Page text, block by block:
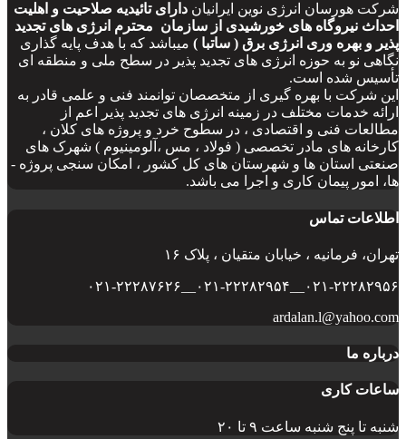
شرکت هورسان انرژی نوین ایرانیان دارای تائیدیه صلاحیت و اهلیت
احداث نیروگاه های خورشیدی از سازمان محترم انرژی های تجدید
پذیر و بهره وری انرژی برق ( ساتبا ) میباشد که با هدف پایه ­گذاری
نگاهی نو به حوزه انرژی­ های تجدید پذیر در سطح ملی و منطقه­ ای
تأسیس شده است.
این شرکت با بهره­ گیری از متخصصان توانمند فنی و علمی قادر به
ارائه خدمات مختلف در زمینه انرژی­ های تجدید پذیر اعم از
مطالعات فنی و اقتصادی ، در سطوح خرد و پروژه های کلان ،
کارخانه های مادر تخصصی ( فولاد ، مس ،آلومینیوم ) شهرک های
صنعتی استان ها و شهرستان های کل کشور ، امکان­ سنجی پروژه ­
ها، امور پیمان کاری و اجرا می باشد.
اطلاعات تماس
تهران، فرمانیه ، خیابان متقیان ، پلاک ۱۶
۰۲۱-۲۲۲۸۲۹۵۶__۰۲۱-۲۲۲۸۲۹۵۴__۰۲۱-۲۲۲۸۷۶۲۶
ardalan.l@yahoo.com
درباره ما
ساعات کاری
شنبه تا پنج شنبه ساعت ۹ تا ۲۰